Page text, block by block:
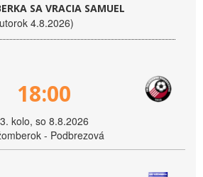
SA VRACIA SAMUEL
4.8.2026)
18:00
3. kolo, so 8.8.2026
- Podbrezová